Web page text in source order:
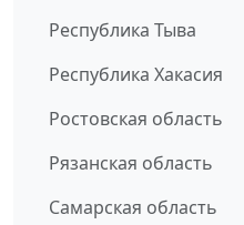
Республика Тыва
Республика Хакасия
Ростовская область
Рязанская область
Самарская область